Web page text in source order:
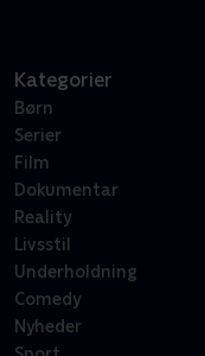
Kategorier
Børn
Serier
Film
Dokumentar
Reality
Livsstil
Underholdning
Comedy
Nyheder